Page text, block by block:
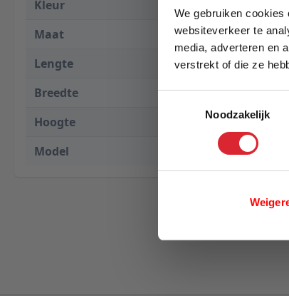
We gebruiken
websiteverkeer te
media, adverteren en
verstrekt of die ze
Noodzakelijk
Kleur
Maat
80 x
Lengte
80 cm
Breedte
99 cm
Hoogte
94 cm
Model
b-bag